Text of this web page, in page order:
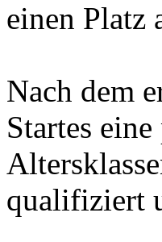
einen Platz
Nach dem
Startes
qualifiziert